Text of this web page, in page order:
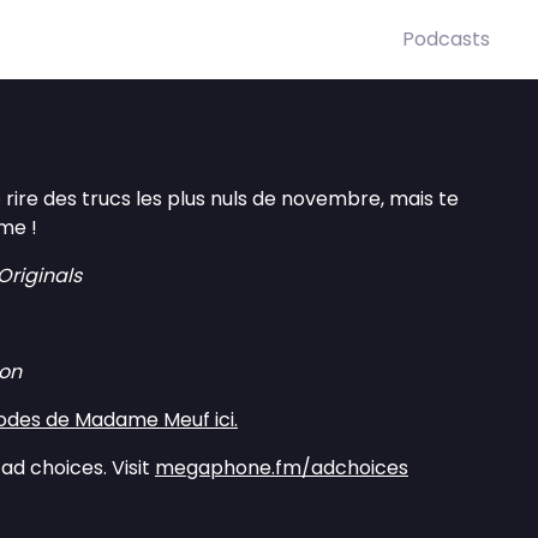
Podcasts
des trucs les plus nuls de novembre, mais te
!
de Madame Meuf ici.
choices. Visit megaphone.fm/adchoices